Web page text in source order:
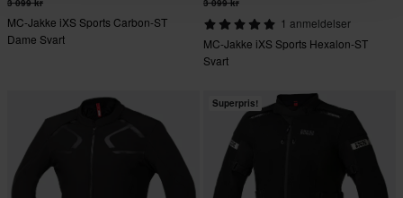
3 099 kr
MC-Jakke iXS Sports Carbon-ST
Dame Svart
3 099 kr
1 anmeldelser
MC-Jakke iXS Sports Hexalon-ST
Svart
Superpris!